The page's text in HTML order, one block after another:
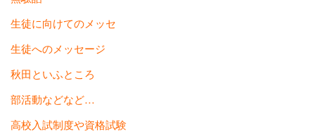
生徒に向けてのメッセ
生徒へのメッセージ
秋田といふところ
部活動などなど…
高校入試制度や資格試験